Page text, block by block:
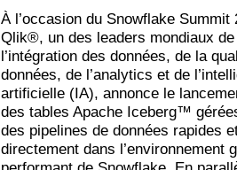
À l’occasion du Snowflake Summit
Qlik®, un des leaders mondiaux de
l’intégration des données, de la
données, de l’analytics et de
artificielle (IA), annonce le
des tables Apache Iceberg™
des pipelines de données rapides
directement dans l’environnement